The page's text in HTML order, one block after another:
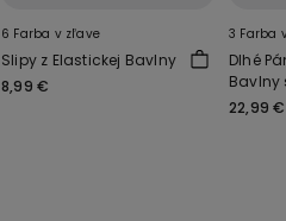
6 Farba v zľave
Slipy z Elastickej Bavlny
8,99 €
3 Farba
Dlhé
Bavlny
22,99 €